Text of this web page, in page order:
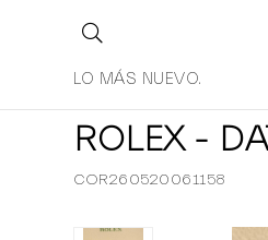
LO MÁS NUEVO.
ROLEX -
COR260520061158